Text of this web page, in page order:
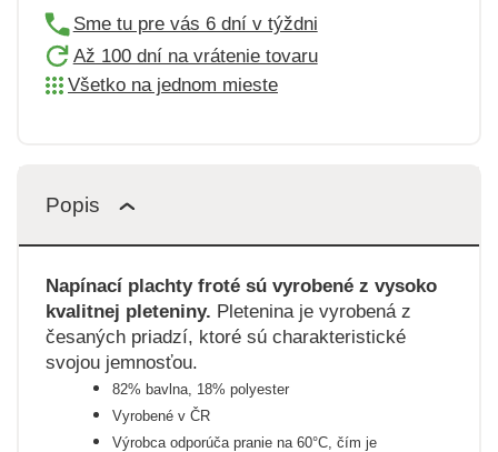
Sme tu pre vás 6 dní v týždni
Až 100 dní na vrátenie tovaru
Všetko na jednom mieste
Popis
Napínací plachty froté sú vyrobené z vysoko
kvalitnej pleteniny. Pletenina je vyrobená z
česaných priadzí, ktoré sú charakteristické
svojou jemnosťou.
82% bavlna, 18% polyester
Vyrobené v ČR
Výrobca odporúča pranie na 60°C, čím je